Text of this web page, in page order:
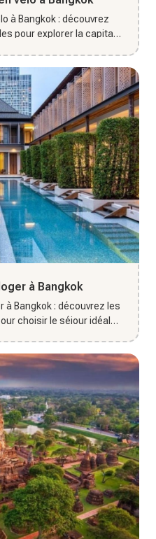
à Bangkok : découvrez
pour explorer la capitale
à Bangkok
à Bangkok : découvrez les
choisir le séjour idéal